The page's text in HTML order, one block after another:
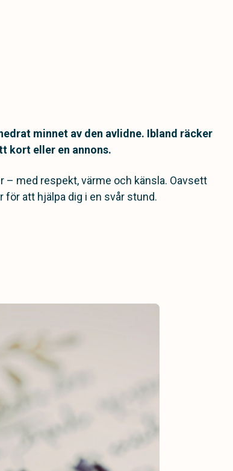
minnet av den avlidne. Ibland räcker
kort eller en annons.
med respekt, värme och känsla. Oavsett
för att hjälpa dig i en svår stund.